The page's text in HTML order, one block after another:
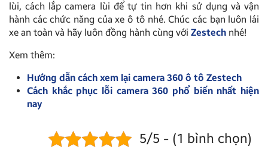
lùi, cách lắp camera lùi để tự tin hơn khi sử dụng và vận
hành các chức năng của xe ô tô nhé. Chúc các bạn luôn lái
xe an toàn và hãy luôn đồng hành cùng với Zestech nhé!
Xem thêm:
Hướng dẫn cách xem lại camera 360 ô tô Zestech
Cách khắc phục lỗi camera 360 phổ biến nhất hiện
nay
5/5 - (1 bình chọn)